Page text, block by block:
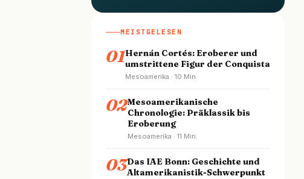
MEISTGELESEN
01Hernán Cortés: Eroberer und
umstrittene Figur der Conquista
Mesoamerika · 10 Min.
02Mesoamerikanische
Chronologie: Präklassik bis
Eroberung
Mesoamerika · 11 Min.
03Das IAE Bonn: Geschichte und
Altamerikanistik-Schwerpunkt